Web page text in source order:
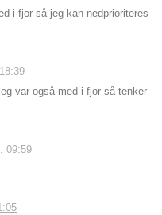
i fjor så jeg kan nedprioriteres
var også med i fjor så tenker
09:59